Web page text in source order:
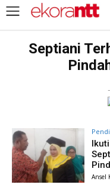
Septiani
Ansel